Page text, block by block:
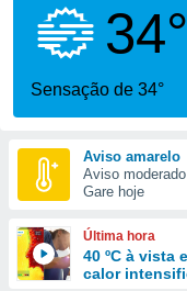
fornecidas
a este
das
e
forma
digital
34°
Sensação de 34°
Aviso amarelo
Aviso
Gare hoje
Última hora
40 ºC à vista
calor